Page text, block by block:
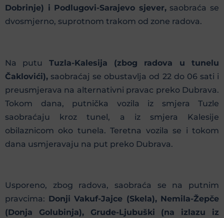
Dobrinje) i Podlugovi-Sarajevo sjever,saobraća se
dvosmjerno, suprotnom trakom od zone radova.
Na putu Tuzla-Kalesija (zbog radova u tunelu
Čaklovići), saobraćaj se obustavlja od 22 do 06 sati i
preusmjerava na alternativni pravac preko Dubrava.
Tokom dana, putnička vozila iz smjera Tuzle
saobraćaju kroz tunel, a iz smjera Kalesije
obilaznicom oko tunela. Teretna vozila se i tokom
dana usmjeravaju na put preko Dubrava.
Usporeno, zbog radova, saobraća se na putnim
pravcima: Donji Vakuf-Jajce (Skela), Nemila-Žepče
(Donja Golubinja), Grude-Ljubuški (na izlazu iz